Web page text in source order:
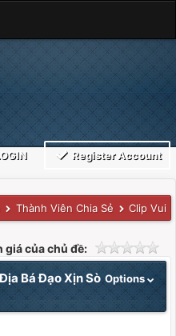
Register Account
Thành Viên Chia Sẻ Clip Vui
giá của chủ đề:
Options
Bá Đạo Xịn Sò